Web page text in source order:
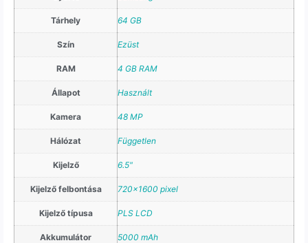
Tárhely 64 GB
Szín Ezüst
RAM 4 GB RAM
Állapot Használt
Kamera 48 MP
Hálózat Független
Kijelző 6.5"
Kijelző felbontása 720×1600 pixel
Kijelző típusa PLS LCD
Akkumulátor
5000 mAh